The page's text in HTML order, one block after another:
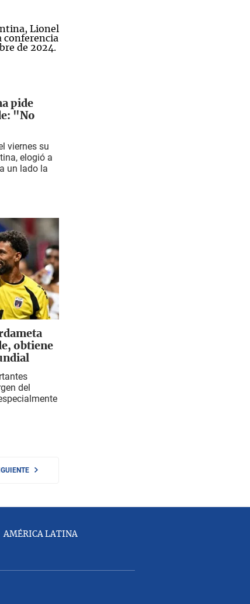
pide
"No
viernes su
elogió a
un lado la
obtiene
del
AMÉRICA LATINA